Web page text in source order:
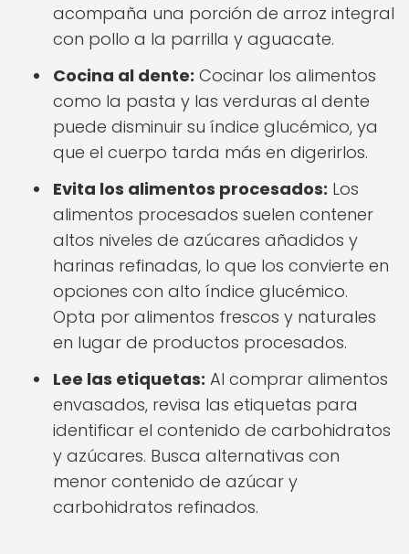
acompaña una porción de arroz integral
con pollo a la parrilla y aguacate.
Cocina al dente: Cocinar los alimentos
como la pasta y las verduras al dente
puede disminuir su índice glucémico, ya
que el cuerpo tarda más en digerirlos.
Evita los alimentos procesados: Los
alimentos procesados suelen contener
altos niveles de azúcares añadidos y
harinas refinadas, lo que los convierte en
opciones con alto índice glucémico.
Opta por alimentos frescos y naturales
en lugar de productos procesados.
Lee las etiquetas: Al comprar alimentos
envasados, revisa las etiquetas para
identificar el contenido de carbohidratos
y azúcares. Busca alternativas con
menor contenido de azúcar y
carbohidratos refinados.